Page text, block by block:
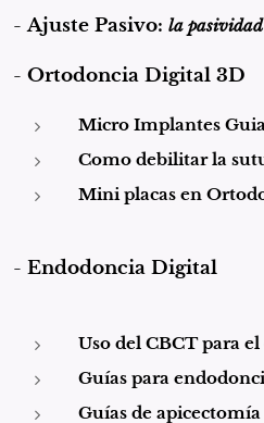
-Ajuste Pasivo: la pasividad
- Ortodoncia Digital 3D
Micro Implantes
Como debilitar la
Mini placas en
- Endodoncia Digital
Uso del CBCT para
Guías para
Guías de apicectomía